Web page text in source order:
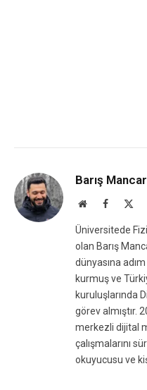
Barış Mancar
WebsiteFacebook
Üniversitede
olan Barış
dünyasına
kurmuş ve
kuruluşlarında
görev almıştır.
merkezli dijital
çalışmalarını
okuyucusu ve